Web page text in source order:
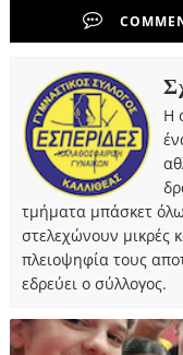
Η
τμήματα μπάσκετ
στελεχώνουν μικρές
πλειοψηφία τους
εδρεύει ο σύλλογος.